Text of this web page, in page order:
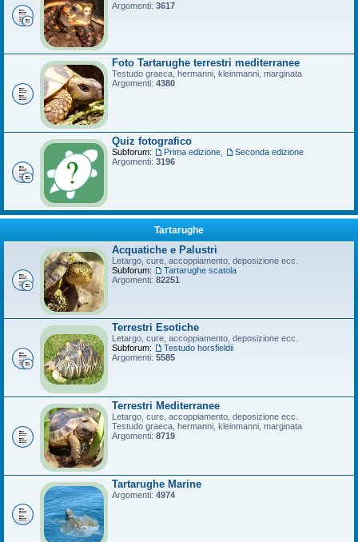
Argomenti: 3617
Foto Tartarughe terrestri mediterranee
Testudo graeca, hermanni, kleinmanni, marginata
Argomenti: 4380
Quiz fotografico
Subforum: Prima edizione
Seconda edizione
Argomenti: 3196
Tartarughe
Acquatiche e Palustri
Letargo, cure, accoppiamento, deposizione ecc.
Subforum:
Tartarughe scatola
Argomenti: 82251
Terrestri Esotiche
Letargo, cure, accoppiamento, deposizione ecc.
Subforum:
Testudo horsfieldii
Argomenti: 5585
Terrestri Mediterranee
Letargo, cure, accoppiamento, deposizione ecc.
Testudo graeca, hermanni, kleinmanni, marginata
Argomenti: 8719
Tartarughe Marine
Argomenti: 4974